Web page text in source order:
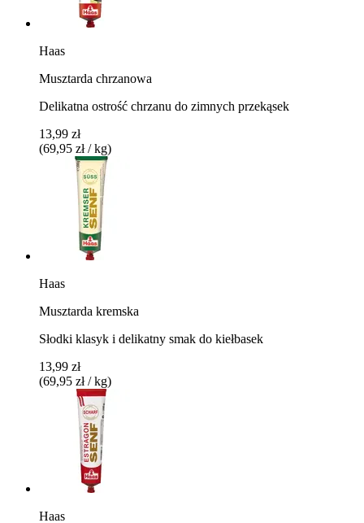
Haas
Musztarda chrzanowa
Delikatna ostrość chrzanu do zimnych przekąsek
13,99 zł
(69,95 zł / kg)
Haas
Musztarda kremska
Słodki klasyk i delikatny smak do kiełbasek
13,99 zł
(69,95 zł / kg)
Haas